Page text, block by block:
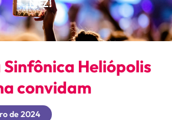
NTZ!
Heliópolis
convidam
de 2024